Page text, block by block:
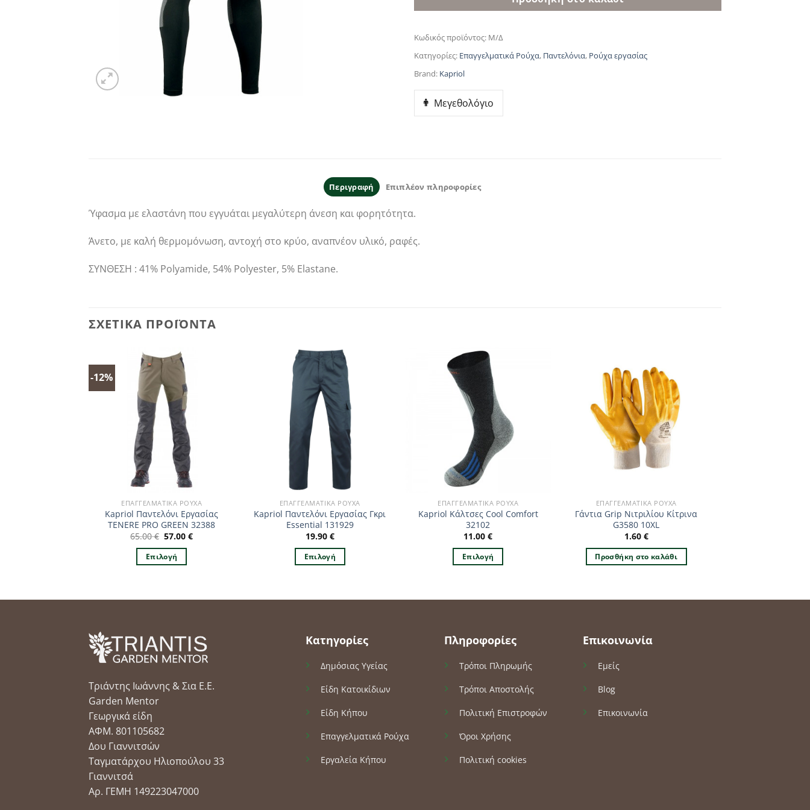
Κωδικός προϊόντος: Μ/Δ
Κατηγορίες: Επαγγελματικά Ρούχα, Παντελόνια, Ρούχα εργασίας
Brand: Kapriol
Μεγεθολόγιο
Περιγραφή Επιπλέον πληροφορίες
Ύφασμα με ελαστάνη που εγγυάται μεγαλύτερη άνεση και φορητότητα.
Άνετο, με καλή θερμομόνωση, αντοχή στο κρύο, αναπνέον υλικό, ραφές.
ΣΥΝΘΕΣΗ : 41% Polyamide, 54% Polyester, 5% Elastane.
ΣΧΕΤΙΚΆ ΠΡΟΪΌΝΤΑ
-12%
ΕΠΑΓΓΕΛΜΑΤΙΚΆ ΡΟΎΧΑ
Kapriol Παντελόνι Εργασίας
TENERE PRO GREEN 32388
65.00€ Original
was:
65.00 €.
57.00€Η
Επιλογή
προϊόν
παραλλαγές.
Οι
μπορούν
σελίδα
προϊόντος
ΕΠΑΓΓΕΛΜΑΤΙΚΆ ΡΟΎΧΑ
Kapriol Παντελόνι Εργασίας Γκρι
Essential 131929
19.90 €
Επιλογή
προϊόν
παραλλαγές.
επιλογές
να
επιλεγούν
σελίδα
προϊόντος
ΕΠΑΓΓΕΛΜΑΤΙΚΆ ΡΟΎΧΑ
Kapriol Κάλτσες Cool Comfort
32102
11.00€
Επιλογή
προϊόν
παραλλαγές.
επιλογές
να
επιλεγούν
σελίδα
προϊόντος
ΕΠΑΓΓΕΛΜΑΤΙΚΆ ΡΟΎΧΑ
Γάντια Grip Νιτριλίου Κίτρινα
G3580 10XL
1.60 €
Προσθήκη στο καλάθι
Τριάντης Ιωάννης & Σια Ε.Ε.
Garden Mentor
Γεωργικά είδη
ΑΦΜ. 801105682
Δου Γιαννιτσών
Ταγματάρχου Ηλιοπούλου 33
Γιαννιτσά
Αρ. ΓΕΜΗ 149223047000
Κατηγορίες
Δημόσιας Υγείας
Είδη Κατοικίδιων
Είδη Κήπου
Επαγγελματικά Ρούχα
Εργαλεία Κήπου
Πληροφορίες
Τρόποι Πληρωμής
Τρόποι Αποστολής
Πολιτική Επιστροφών
Όροι Χρήσης
Πολιτική cookies
Επικοινωνία
Εμείς
Blog
Επικοινωνία